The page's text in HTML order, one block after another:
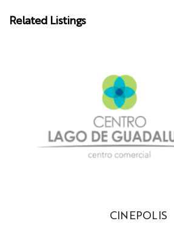
Related Listings
CINEPOLIS